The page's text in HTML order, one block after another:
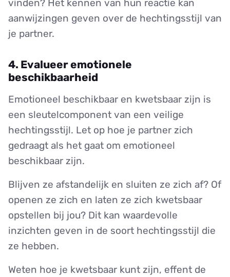
vinden? Het kennen van hun reactie kan
aanwijzingen geven over de hechtingsstijl van
je partner.
4. Evalueer emotionele
beschikbaarheid
Emotioneel beschikbaar en kwetsbaar zijn is
een sleutelcomponent van een veilige
hechtingsstijl. Let op hoe je partner zich
gedraagt als het gaat om emotioneel
beschikbaar zijn.
Blijven ze afstandelijk en sluiten ze zich af? Of
openen ze zich en laten ze zich kwetsbaar
opstellen bij jou? Dit kan waardevolle
inzichten geven in de soort hechtingsstijl die
ze hebben.
Weten hoe je kwetsbaar kunt zijn, effent de